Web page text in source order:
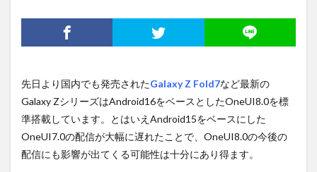
先日より国内でも発売されたGalaxy Z Fold7など最新の
Galaxy ZシリーズはAndroid16をベースとしたOneUI8.0を標
準搭載しています。とはいえAndroid15をベースにした
OneUI7.0の配信が大幅に遅れたことで、OneUI8.0の今後の
配信にも影響が出てくる可能性は十分にあり得ます。